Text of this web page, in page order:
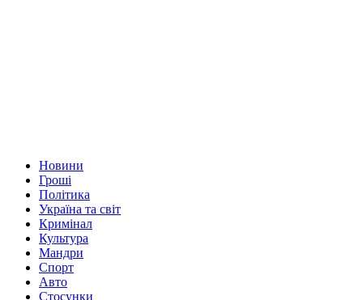
Новини
Гроші
Політика
Україна та світ
Кримінал
Культура
Мандри
Спорт
Авто
Стосунки